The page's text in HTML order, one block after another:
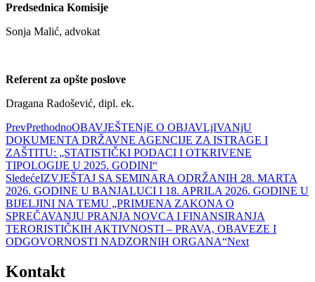
Predsednica Komisije
Sonja Malić, advokat
Referent za opšte poslove
Dragana Radošević, dipl. ek.
PrevPrethodnoOBAVJEŠTENjE O OBJAVLjIVANjU
DOKUMENTA DRŽAVNE AGENCIJE ZA ISTRAGE I
ZAŠTITU: „STATISTIČKI PODACI I OTKRIVENE
TIPOLOGIJE U 2025. GODINI“
SledećeIZVJEŠTAJ SA SEMINARA ODRŽANIH 28. MARTA
2026. GODINE U BANJALUCI I 18. APRILA 2026. GODINE U
BIJELJINI NA TEMU „PRIMJENA ZAKONA O
SPREČAVANJU PRANJA NOVCA I FINANSIRANJA
TERORISTIČKIH AKTIVNOSTI – PRAVA, OBAVEZE I
ODGOVORNOSTI NADZORNIH ORGANA“Next
Kontakt